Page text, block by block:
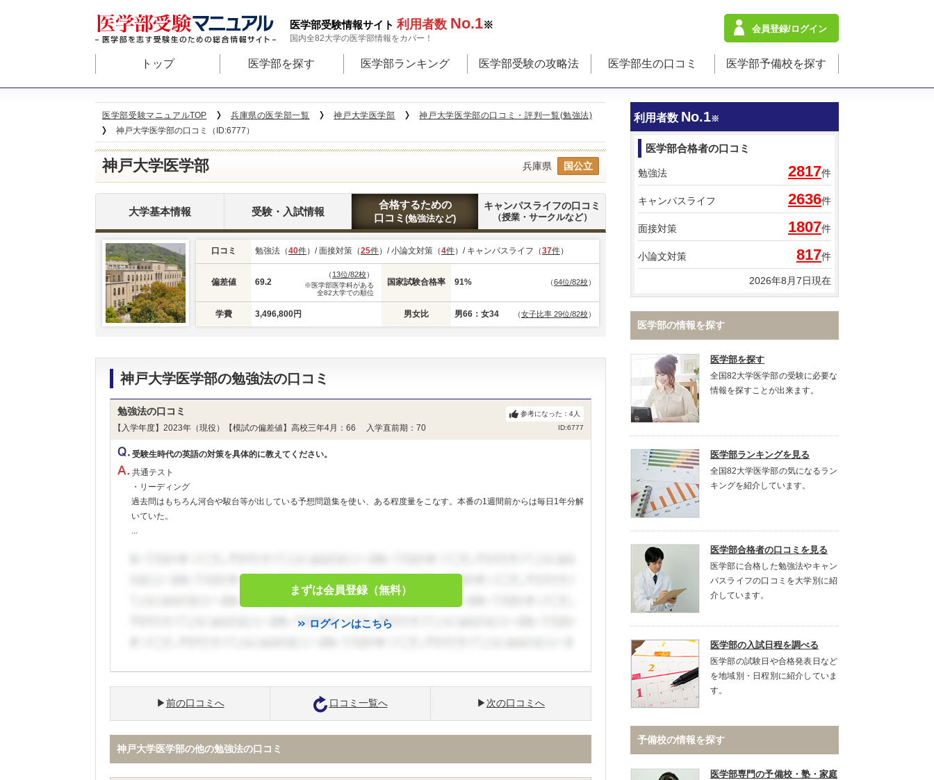
医学部受験情報サイト 利用者数 No.1※
国内全82大学の医学部情報をカバー！
会員登録/ログイン
トップ 医学部を探す 医学部ランキング 医学部受験の攻略法 医学部生の口コミ 医学部予備校を探す
医学部受験マニュアルTOP 兵庫県の医学部一覧 神戸大学医学部
神戸大学医学部の口コミ・評判一覧(勉強法)
神戸大学医学部の口コミ（ID:6777）
神戸大学医学部 兵庫県 国公立
大学基本情報 受験・入試情報
合格するための
口コミ (勉強法など)
キャンパスライフの口コミ
（授業・サークルなど）
口コミ 勉強法（40件）/ 面接対策（25件）/ 小論文対策（4件）/ キャンパスライフ（37件）
偏差値 69.2
（ 13位/82校）
※医学部医学科がある
全82大学での順位
国家試験合格率 91% （64位/82校）
学費 3,496,800円 男女比 男66：女34 （女子比率 29位/82校）
神戸大学医学部の勉強法の口コミ
勉強法の口コミ
【入学年度】2023年（現役）【模試の偏差値】高校三年4月：66 入学直前期：70 ID:6777
参考になった： 4人
受験生時代の英語の対策を具体的に教えてください。
共通テスト
・リーディング
過去問はもちろん河合や駿台等が出している予想問題集を使い、ある程度量をこなす。本番の1週間前からは毎日1年分解
いていた。
...
まずは会員登録（無料）
ログインはこちら
前の口コミへ 口コミ一覧へ 次の口コミへ
神戸大学医学部の他の勉強法の口コミ
利用者数 No.1※
医学部合格者の口コミ
勉強法 2817件
キャンパスライフ 2636件
面接対策 1807件
小論文対策 817件
2026年8月7日現在
医学部の情報を探す
医学部を探す
全国82大学医学部の受験に必要な
情報を探すことが出来ます。
医学部ランキングを見る
全国82大学医学部の気になるラン
キングを紹介しています。
医学部合格者の口コミを見る
医学部に合格した勉強法やキャン
パスライフの口コミを大学別に紹
介しています。
医学部の入試日程を調べる
医学部の試験日や合格発表日など
を地域別・日程別に紹介していま
す。
予備校の情報を探す
医学部専門の予備校・塾・家庭